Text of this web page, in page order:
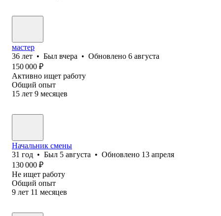
мастер
36 лет • Был вчера • Обновлено 6 августа
150 000 ₽
Активно ищет работу
Общий опыт
15 лет 9 месяцев
Начальник смены
31 год • Был 5 августа • Обновлено 13 апреля
130 000 ₽
Не ищет работу
Общий опыт
9 лет 11 месяцев